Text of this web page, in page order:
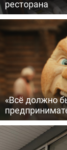
ресторана
«Всё должно